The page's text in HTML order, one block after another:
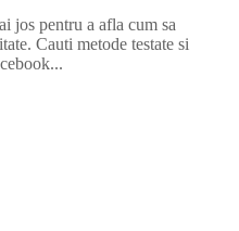
jos pentru a afla cum sa
Cauti metode testate si